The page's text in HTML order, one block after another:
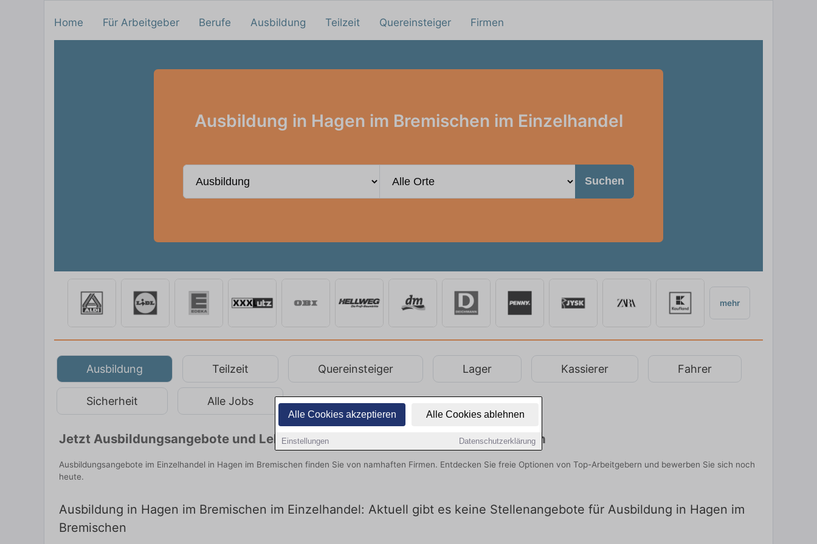
Alle Cookies akzeptieren Alle Cookies ablehnen
Einstellungen Datenschutzerklärung
Home Für Arbeitgeber Berufe Ausbildung Teilzeit Quereinsteiger Firmen
Ausbildung in Hagen im Bremischen im Einzelhandel
Suchen
mehr
Ausbildung Teilzeit Quereinsteiger Lager Kassierer Fahrer
Sicherheit Alle Jobs
Jetzt Ausbildungsangebote und Lehrstellen in Hagen im Bremischen entdecken
Ausbildungsangebote im Einzelhandel in Hagen im Bremischen finden Sie von namhaften Firmen. Entdecken Sie freie Optionen von Top-Arbeitgebern und bewerben Sie sich noch
heute.
Ausbildung in Hagen im Bremischen im Einzelhandel: Aktuell gibt es keine Stellenangebote für Ausbildung in Hagen im
Bremischen